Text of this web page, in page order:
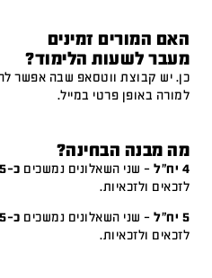
האם המורים זמינים
מעבר לשעות הלימוד?
כן. יש קבוצת ווטסאפ שבה אפשר
למורה באופן פרטי במייל.
מה מבנה הבחינה?
4 יח"ל – שני השאלונים נמשכים כ-5.5 שעות
לזכאים ולזכאיות.
5 יח"ל – שני השאלונים נמשכים כ-5.5 שעות
לזכאים ולזכאיות.